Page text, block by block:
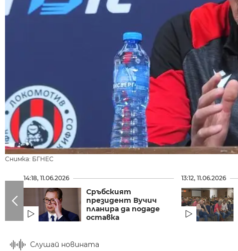
Снимка: БГНЕС
14:18, 11.06.2026
Сръбският
президент Вучич
планира да подаде
оставка
13:12, 11.06.2026
Слушай новината